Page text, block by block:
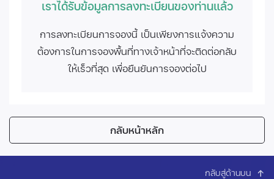
เราได้รับข้อมูลการลงทะเบียนของท่านแล้ว
การลงทะเบียนการจองนี้ เป็นเพียงการแจ้งความ
ต้องการในการจองพื้นที่ทางเจ้าหน้าที่จะติดต่อกลับ
ให้เร็วที่สุด เพื่อยืนยันการจองต่อไป
กลับหน้าหลัก
กลับสู่ด้านบน